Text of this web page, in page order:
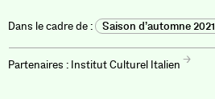
Saison d’automne 2021
Institut Culturel Italien